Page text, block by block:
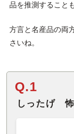
品を推測すること
方言と名産品の両
さいね。
Q.1
しったげ